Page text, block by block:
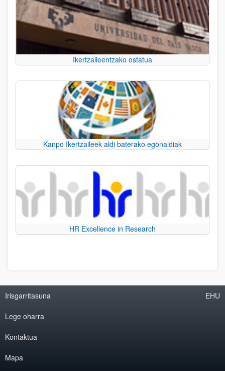
Ikertzaileentzako ostatua
Kanpo Ikertzaileek aldi baterako egonaldiak
HR Excellence in Research
Irisgarritasuna
Lege oharra
Kontaktua
Mapa
EHU